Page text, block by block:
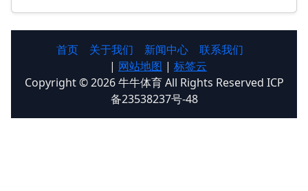
首页 关于我们 新闻中心
联系我们
| 网站地图 | 标签云
Copyright © 2026 牛牛体育 All Rights Reserved ICP
备23538237号-48